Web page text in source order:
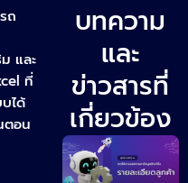
ถ
และ
ที่
ได้
ตอน
บทความ
และ
ข่าวสารที่
เกี่ยวข้อง